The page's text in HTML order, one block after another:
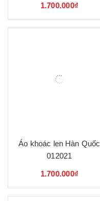
1.700.000₫
Áo khoác len Hàn Quốc
012021
1.700.000₫